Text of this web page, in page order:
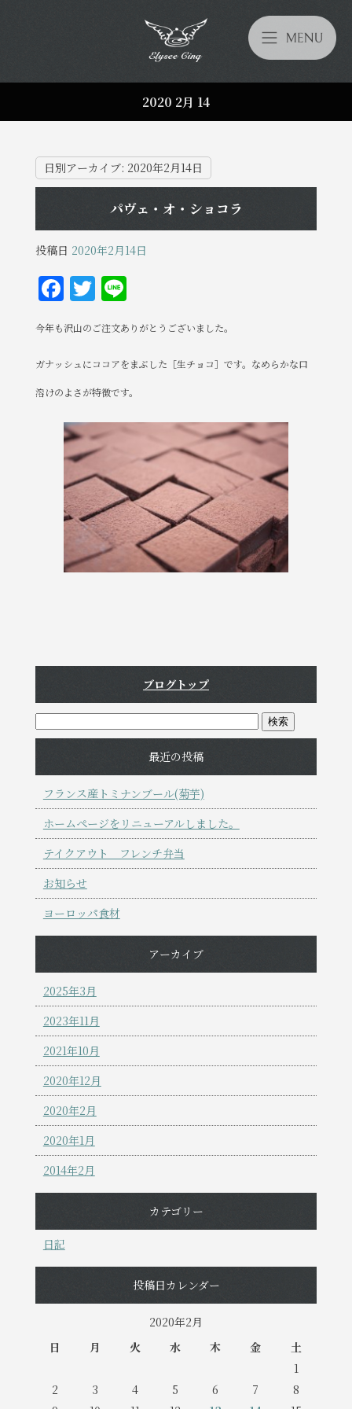
2020 2月 14
日別アーカイブ: 2020年2月14日
パヴェ・オ・ショコラ
投稿日 2020年2月14日
F
a
c
e
b
o
o
k
T
w
it
te
r
Li
e
今年も沢山のご注文ありがとうございました。
ガナッシュにココアをまぶした［生チョコ］です。なめらかな口
溶けのよさが特徴です。
ブログトップ
最近の投稿
フランス産トミナンブール(菊芋)
ホームページをリニューアルしました。
テイクアウト フレンチ弁当
お知らせ
ヨーロッパ食材
アーカイブ
2025年3月
2023年11月
2021年10月
2020年12月
2020年2月
2020年1月
2014年2月
カテゴリー
日記
投稿日カレンダー
2020年2月
日
月 火 水 木 金
土
1
2
3 4 5 6 7
8